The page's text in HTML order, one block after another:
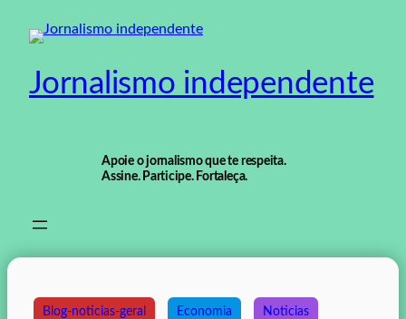
para
conteúdo
Jornalismo independente
Apoie o jornalismo que te respeita.
Assine. Participe. Fortaleça.
Blog-noticias-geral Economia Noticias